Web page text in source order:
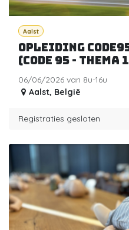
Aalst
Opleiding
(Code 95 - Thema
06/06/2026 van 8u-16u
Aalst, België
Registraties gesloten